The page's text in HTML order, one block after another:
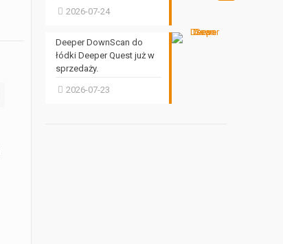
2026-07-24
Deeper DownScan do
łódki Deeper Quest już w
sprzedaży.
2026-07-23